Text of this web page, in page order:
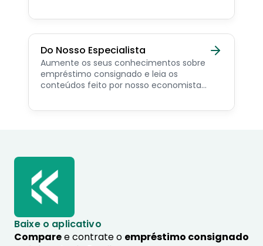
Do Nosso Especialista
Aumente os seus conhecimentos sobre
empréstimo consignado e leia os
conteúdos feito por nosso economista
Baixe o aplicativo
Comparee contrate o empréstimo consignado